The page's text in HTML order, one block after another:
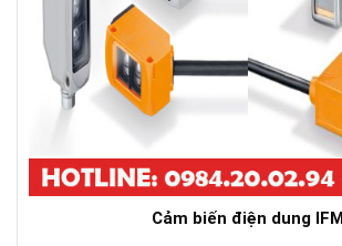
Cảm biến điện dung IFM